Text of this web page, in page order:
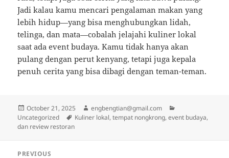
Jadi kalau kamu mencari pengalaman makan yang
lebih hidup—yang bisa menghubungkan lidah,
telinga, dan mata—cobalah jelajahi kuliner lokal
saat ada event budaya. Kamu tidak hanya akan
pulang dengan perut kenyang, tetapi juga kepala
penuh cerita yang bisa dibagi dengan teman-teman.
Posted
on
October 21, 2025 Author
engbengtian@gmail.com
Uncategorized
Tags
Kuliner lokal, tempat nongkrong, event budaya,
dan review restoran
PREVIOUS